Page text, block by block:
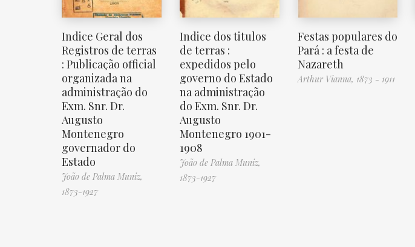
Indice Geral dos
Registros de terras
: Publicação official
organizada na
administração do
Exm. Snr. Dr.
Augusto
Montenegro
governador do
Estado
João de Palma Muniz,
1873-1927
Indice dos titulos
de terras :
expedidos pelo
governo do Estado
na administração
do Exm. Snr. Dr.
Augusto
Montenegro 1901-
1908
João de Palma Muniz,
1873-1927
Festas populares do
Pará : a festa de
Nazareth
Arthur Vianna, 1873 - 1911